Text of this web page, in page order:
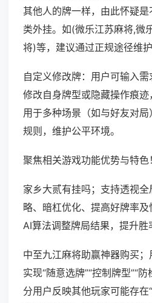
其他人的牌一样，由此怀疑
类外挂。如(微乐江苏麻将,微
将)等，建议通过正规途径维护
自定义修改牌：用户可输入需
修改自身牌型或隐藏操作痕迹
用于多种场景（如与好友对
规则，维护公平环境。
聚焦相关游戏功能优势与特色！
家乡大贰有挂吗；支持透视
略、暗杠优化、提高好牌率
AI算法调整牌局结果，提升胜
中至九江麻将助赢神器购买
实现“随意选牌”“控制牌型”“
分用户反映其他玩家可能存在